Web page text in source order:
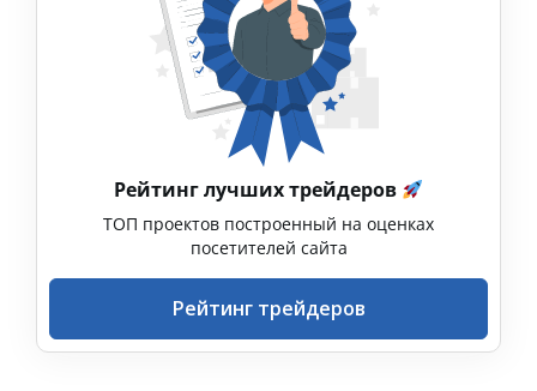
Рейтинг лучших трейдеров
ТОП проектов построенный на оценках
посетителей сайта
Рейтинг трейдеров